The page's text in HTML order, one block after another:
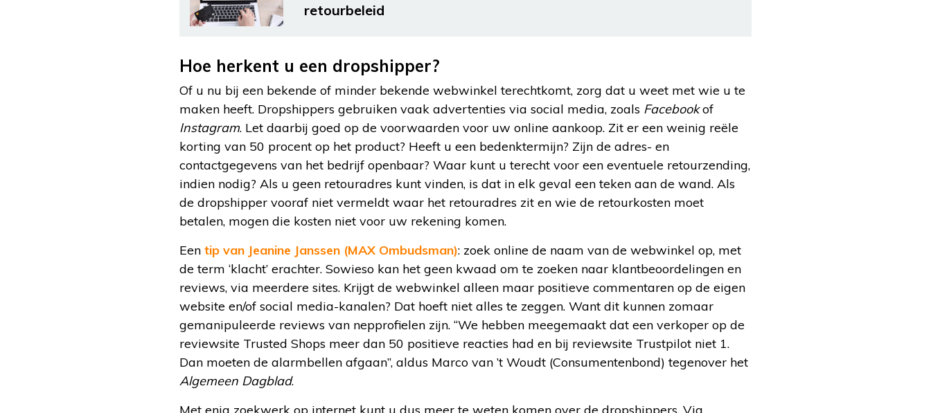
retourbeleid
Hoe herkent u een dropshipper?
Of u nu bij een bekende of minder bekende webwinkel terechtkomt, zorg dat u weet met wie u te
maken heeft. Dropshippers gebruiken vaak advertenties via social media, zoals Facebookof
Instagram. Let daarbij goed op de voorwaarden voor uw online aankoop. Zit er een weinig reële
korting van 50 procent op het product? Heeft u een bedenktermijn? Zijn de adres- en
contactgegevens van het bedrijf openbaar? Waar kunt u terecht voor een eventuele retourzending,
indien nodig? Als u geen retouradres kunt vinden, is dat in elk geval een teken aan de wand. Als
de dropshipper vooraf niet vermeldt waar het retouradres zit en wie de retourkosten moet
betalen, mogen die kosten niet voor uw rekening komen.
Een tip van Jeanine Janssen (MAX Ombudsman): zoek online de naam van de webwinkel op, met
de term ‘klacht’ erachter. Sowieso kan het geen kwaad om te zoeken naar klantbeoordelingen en
reviews, via meerdere sites. Krijgt de webwinkel alleen maar positieve commentaren op de eigen
website en/of social media-kanalen? Dat hoeft niet alles te zeggen. Want dit kunnen zomaar
gemanipuleerde reviews van nepprofielen zijn. “We hebben meegemaakt dat een verkoper op de
reviewsite Trusted Shops meer dan 50 positieve reacties had en bij reviewsite Trustpilot niet 1.
Dan moeten de alarmbellen afgaan”, aldus Marco van ’t Woudt (Consumentenbond) tegenover het
Algemeen Dagblad.